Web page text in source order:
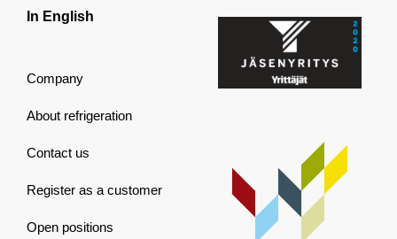
In English
Company
About refrigeration
Contact us
Register as a customer
Open positions